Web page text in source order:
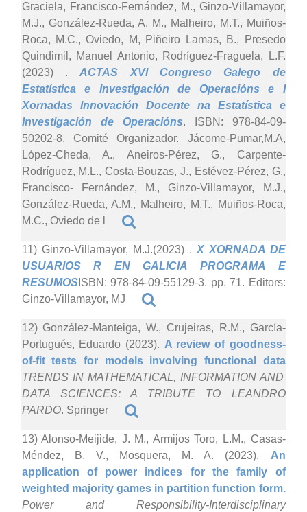
Graciela, Francisco-Fernández, M., Ginzo-Villamayor,
M.J., González-Rueda, A. M., Malheiro, M.T., Muiños-
Roca, M.C., Oviedo, M, Piñeiro Lamas, B., Presedo
Quindimil, Manuel Antonio, Rodríguez-Fraguela, L.F.
(2023) .ACTAS XVI Congreso Galego de
Estatística e Investigación de Operacións e I
Xornadas Innovación Docente na Estatística e
Investigación de Operacións. ISBN: 978-84-09-
50202-8. Comité Organizador. Jácome-Pumar,M.A,
López-Cheda, A., Aneiros-Pérez, G., Carpente-
Rodríguez, M.L., Costa-Bouzas, J., Estévez-Pérez, G.,
Francisco- Fernández, M., Ginzo-Villamayor, M.J.,
González-Rueda, A.M., Malheiro, M.T., Muiños-Roca,
M.C., Oviedo de l
11) Ginzo-Villamayor, M.J.(2023) . X XORNADA DE
USUARIOS R EN GALICIA PROGRAMA E
RESUMOSISBN: 978-84-09-55129-3. pp. 71. Editors:
Ginzo-Villamayor, MJ
12) González-Manteiga, W., Crujeiras, R.M., García-
Portugués, Eduardo (2023). A review of goodness-
of-fit tests for models involving functional data
TRENDS IN MATHEMATICAL, INFORMATION AND
DATA SCIENCES: A TRIBUTE TO LEANDRO
PARDO. Springer
13) Alonso-Meijide, J. M., Armijos Toro, L.M., Casas-
Méndez, B. V., Mosquera, M. A. (2023). An
application of power indices for the family of
weighted majority games in partition function form.
Power and Responsibility-Interdisciplinary